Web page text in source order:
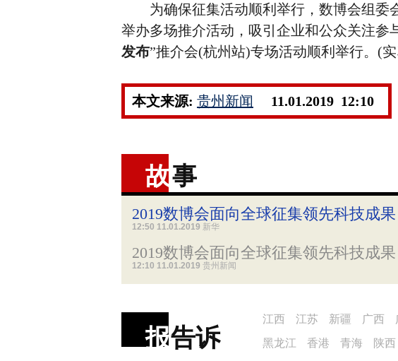
为确保征集活动顺利举行，数博会组委
举办多场推介活动，吸引企业和公众关注参
发布”推介会(杭州站)专场活动顺利举行。(
本文来源: 贵州新闻 11.01.2019 12:10
故事
2019数博会面向全球征集领先科技成果
12:50 11.01.2019 新华
2019数博会面向全球征集领先科技成果
12:10 11.01.2019 贵州新闻
报告诉
广西
新疆
江苏
江西
陕西
青海
香港
黑龙江